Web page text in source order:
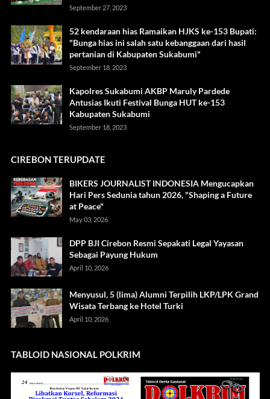
September 27, 2023
52 kendaraan hias Ramaikan HJKS ke-153 Bupati:
"Bunga hias ini salah satu kebanggaan dari hasil
pertanian di Kabupaten Sukabumi"
September 18, 2023
Kapolres Sukabumi AKBP Maruly Pardede
Antusias Ikuti Festival Bunga HUT ke-153
Kabupaten Sukabumi
September 18, 2023
CIREBON TERUPDATE
BIKERS JOURNALIST INDONESIA Mengucapkan
Hari Pers Sedunia tahun 2026, "Shaping a Future
at Peace"
May 03, 2026
DPP BJI Cirebon Resmi Sepakati Legal Yayasan
Sebagai Payung Hukum
April 10, 2026
Menyusul, 5 (lima) Alumni Terpilih LKP/LPK Grand
Wisata Terbang ke Hotel Turki
April 10, 2026
TABLOID NASIONAL POLKRIM